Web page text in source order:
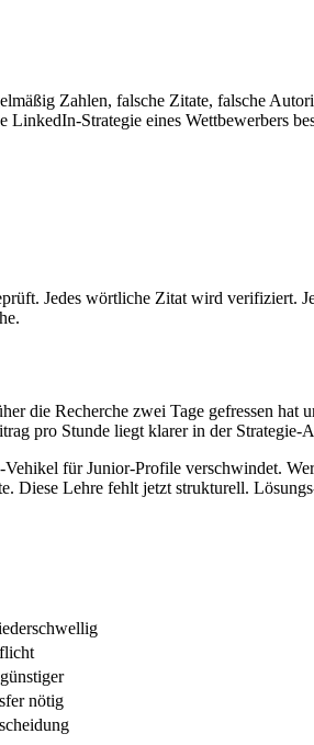
Zahlen, falsche Zitate, falsche
Strategie eines Wettbewerbers
Jedes wörtliche Zitat wird verifiziert.
Recherche zwei Tage gefressen hat
pro Stunde liegt klarer in der
für Junior-Profile verschwindet.
Diese Lehre fehlt jetzt strukturell.
nötig